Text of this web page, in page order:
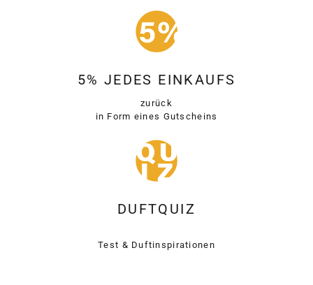
5% JEDES EINKAUFS
zurück
in Form eines Gutscheins
DUFTQUIZ
Test & Duftinspirationen